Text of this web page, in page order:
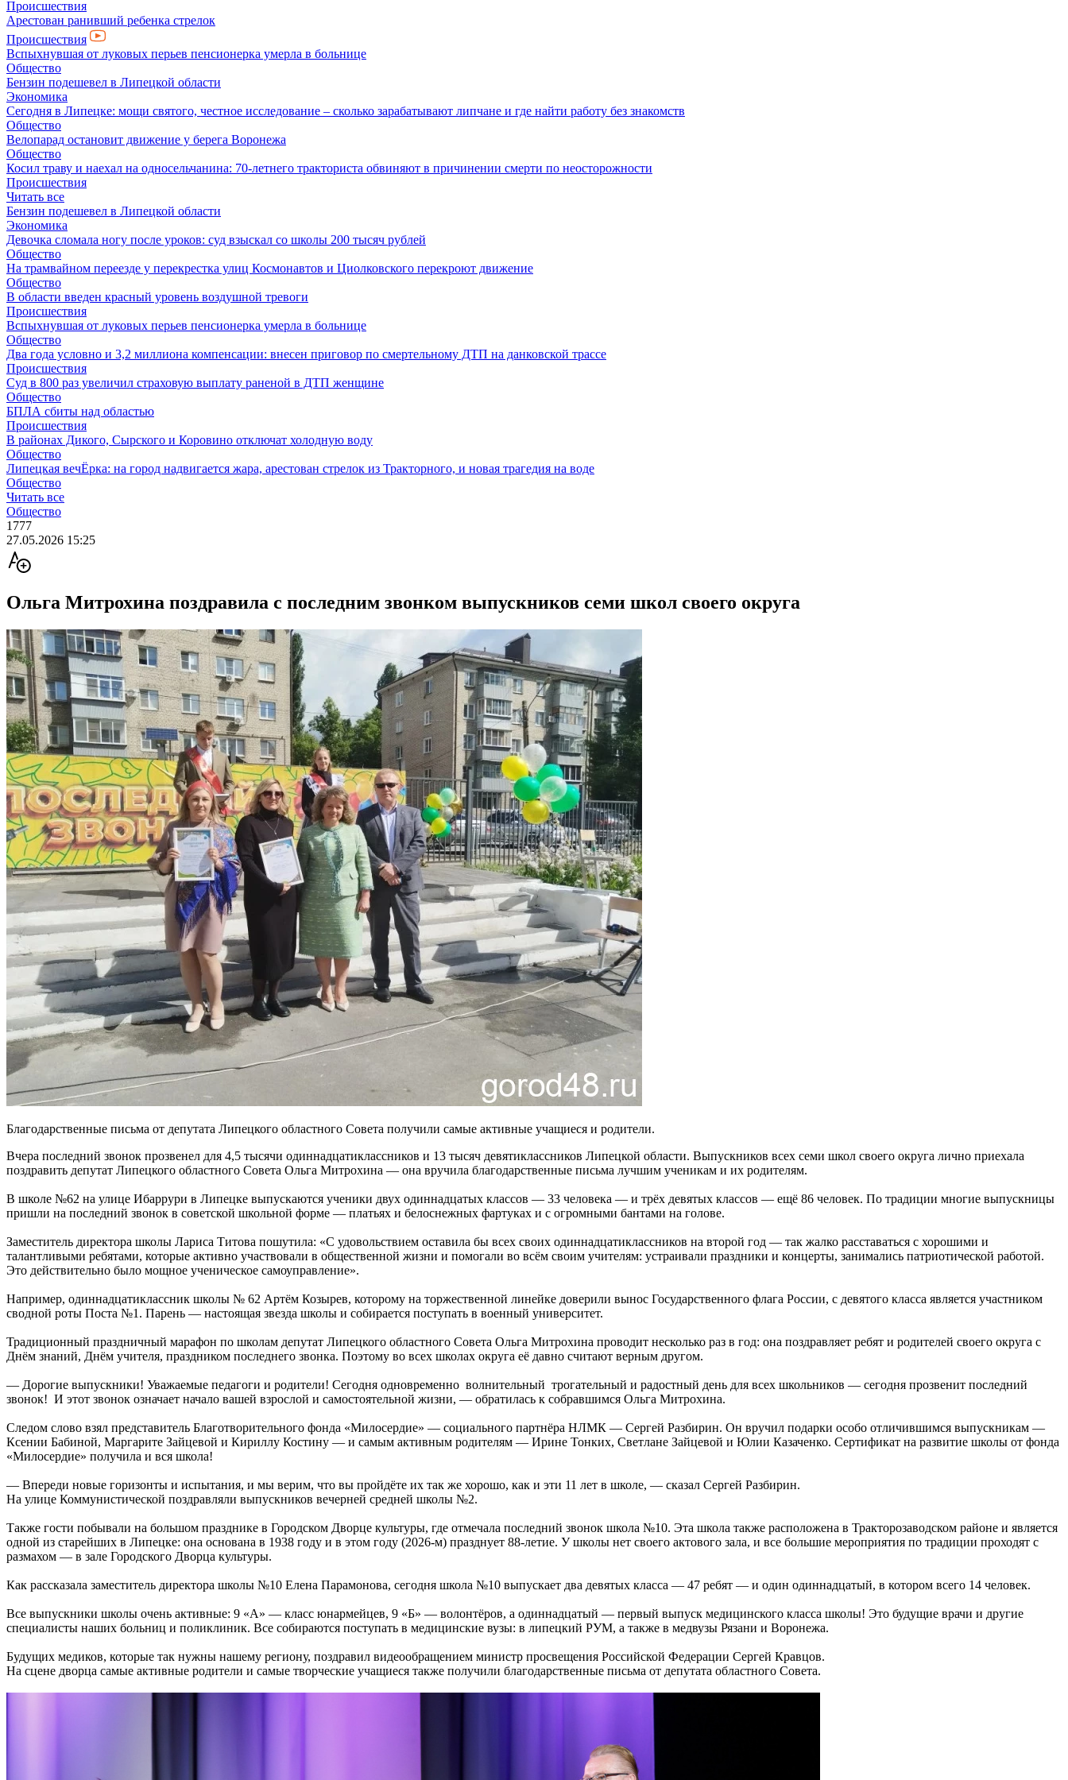
Происшествия
Арестован ранивший ребенка стрелок
Происшествия
Вспыхнувшая от луковых перьев пенсионерка умерла в больнице
Общество
Бензин подешевел в Липецкой области
Экономика
Сегодня в Липецке: мощи святого, честное исследование – сколько зарабатывают липчане и где найти работу без знакомств
Общество
Велопарад остановит движение у берега Воронежа
Общество
Косил траву и наехал на односельчанина: 70-летнего тракториста обвиняют в причинении смерти по неосторожности
Происшествия
Читать все
Бензин подешевел в Липецкой области
Экономика
Девочка сломала ногу после уроков: суд взыскал со школы 200 тысяч рублей
Общество
На трамвайном переезде у перекрестка улиц Космонавтов и Циолковского перекроют движение
Общество
В области введен красный уровень воздушной тревоги
Происшествия
Вспыхнувшая от луковых перьев пенсионерка умерла в больнице
Общество
Два года условно и 3,2 миллиона компенсации: внесен приговор по смертельному ДТП на данковской трассе
Происшествия
Суд в 800 раз увеличил страховую выплату раненой в ДТП женщине
Общество
БПЛА сбиты над областью
Происшествия
В районах Дикого, Сырского и Коровино отключат холодную воду
Общество
Липецкая вечЁрка: на город надвигается жара, арестован стрелок из Тракторного, и новая трагедия на воде
Общество
Читать все
Общество
1777
27.05.2026 15:25
Ольга Митрохина поздравила с последним звонком выпускников семи школ своего округа
Благодарственные письма от депутата Липецкого областного Совета получили самые активные учащиеся и родители.
Вчера последний звонок прозвенел для 4,5 тысячи одиннадцатиклассников и 13 тысяч девятиклассников Липецкой области. Выпускников всех семи школ своего округа лично приехала
поздравить депутат Липецкого областного Совета Ольга Митрохина — она вручила благодарственные письма лучшим ученикам и их родителям.
В школе №62 на улице Ибаррури в Липецке выпускаются ученики двух одиннадцатых классов — 33 человека — и трёх девятых классов — ещё 86 человек. По традиции многие выпускницы
пришли на последний звонок в советской школьной форме — платьях и белоснежных фартуках и с огромными бантами на голове.
Заместитель директора школы Лариса Титова пошутила: «С удовольствием оставила бы всех своих одиннадцатиклассников на второй год — так жалко расставаться с хорошими и
талантливыми ребятами, которые активно участвовали в общественной жизни и помогали во всём своим учителям: устраивали праздники и концерты, занимались патриотической работой.
Это действительно было мощное ученическое самоуправление».
Например, одиннадцатиклассник школы № 62 Артём Козырев, которому на торжественной линейке доверили вынос Государственного флага России, с девятого класса является участником
сводной роты Поста №1. Парень — настоящая звезда школы и собирается поступать в военный университет.
Традиционный праздничный марафон по школам депутат Липецкого областного Совета Ольга Митрохина проводит несколько раз в год: она поздравляет ребят и родителей своего округа с
Днём знаний, Днём учителя, праздником последнего звонка. Поэтому во всех школах округа её давно считают верным другом.
— Дорогие выпускники! Уважаемые педагоги и родители! Сегодня одновременно волнительный трогательный и радостный день для всех школьников — сегодня прозвенит последний
звонок! И этот звонок означает начало вашей взрослой и самостоятельной жизни, — обратилась к собравшимся Ольга Митрохина.
Следом слово взял представитель Благотворительного фонда «Милосердие» — социального партнёра НЛМК — Сергей Разбирин. Он вручил подарки особо отличившимся выпускникам —
Ксении Бабиной, Маргарите Зайцевой и Кириллу Костину — и самым активным родителям — Ирине Тонких, Светлане Зайцевой и Юлии Казаченко. Сертификат на развитие школы от фонда
«Милосердие» получила и вся школа!
— Впереди новые горизонты и испытания, и мы верим, что вы пройдёте их так же хорошо, как и эти 11 лет в школе, — сказал Сергей Разбирин.
На улице Коммунистической поздравляли выпускников вечерней средней школы №2.
Также гости побывали на большом празднике в Городском Дворце культуры, где отмечала последний звонок школа №10. Эта школа также расположена в Тракторозаводском районе и является
одной из старейших в Липецке: она основана в 1938 году и в этом году (2026-м) празднует 88-летие. У школы нет своего актового зала, и все большие мероприятия по традиции проходят с
размахом — в зале Городского Дворца культуры.
Как рассказала заместитель директора школы №10 Елена Парамонова, сегодня школа №10 выпускает два девятых класса — 47 ребят — и один одиннадцатый, в котором всего 14 человек.
Все выпускники школы очень активные: 9 «А» — класс юнармейцев, 9 «Б» — волонтёров, а одиннадцатый — первый выпуск медицинского класса школы! Это будущие врачи и другие
специалисты наших больниц и поликлиник. Все собираются поступать в медицинские вузы: в липецкий РУМ, а также в медвузы Рязани и Воронежа.
Будущих медиков, которые так нужны нашему региону, поздравил видеообращением министр просвещения Российской Федерации Сергей Кравцов.
На сцене дворца самые активные родители и самые творческие учащиеся также получили благодарственные письма от депутата областного Совета.